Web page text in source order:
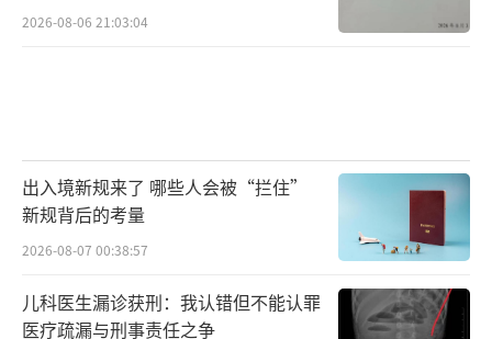
2026-08-06 21:03:04
出入境新规来了 哪些人会被“拦住”
新规背后的考量
2026-08-07 00:38:57
儿科医生漏诊获刑：我认错但不能认罪
医疗疏漏与刑事责任之争